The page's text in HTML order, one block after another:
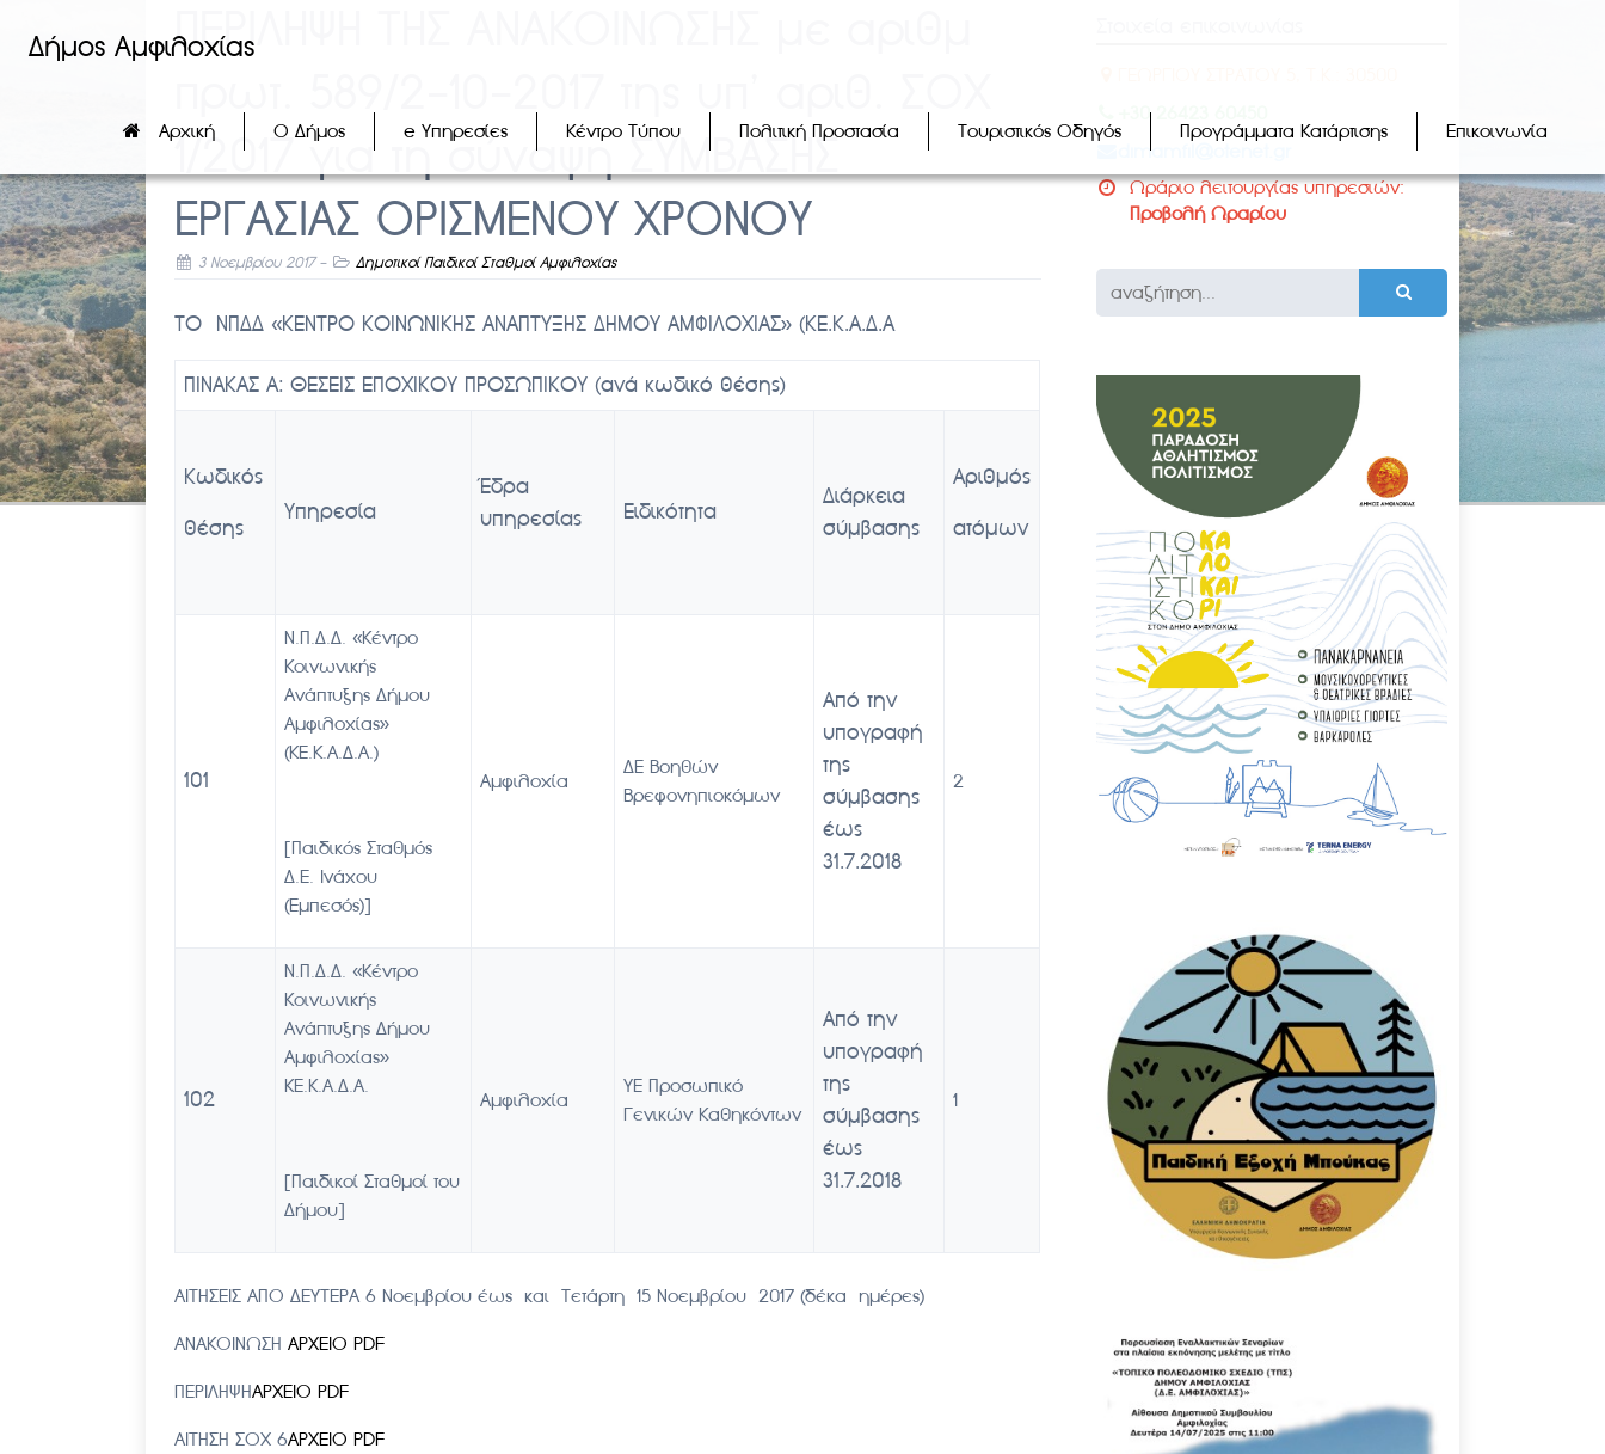
Δήμος Αμφιλοχίας
Αρχική Ο Δήμος e Υπηρεσίες Κέντρο Τύπου Πολιτική Προστασία Τουριστικός Οδηγός Προγράμματα Κατάρτισης Επικοινωνία
ΠΕΡΙΛΗΨΗ ΤΗΣ ΑΝΑΚΟΙΝΩΣΗΣ με αριθμ
1/2017 για τη σύναψη ΣΥΜΒΑΣΗΣ
ΕΡΓΑΣΙΑΣ ΟΡΙΣΜΕΝΟΥ ΧΡΟΝΟΥ
3 Νοεμβρίου 2017- Δημοτικοί Παιδικοί Σταθμοί Αμφιλοχίας
ΤΟ ΝΠΔΔ «ΚΕΝΤΡΟ ΚΟΙΝΩΝΙΚΗΣ ΑΝΑΠΤΥΞΗΣ ΔΗΜΟΥ ΑΜΦΙΛΟΧΙΑΣ» (ΚΕ.Κ.Α.Δ.Α
ΠΙΝΑΚΑΣ Α: ΘΕΣΕΙΣ ΕΠΟΧΙΚΟΥ ΠΡΟΣΩΠΙΚΟΥ (ανά κωδικό θέσης)
Κωδικός
θέσης
Υπηρεσία
Έδρα
υπηρεσίας
Ειδικότητα
Διάρκεια
σύμβασης
Αριθμός
ατόμων
101
Ν.Π.Δ.Δ. «Κέντρο
Κοινωνικής
Ανάπτυξης Δήμου
Αμφιλοχίας»
(ΚΕ.Κ.Α.Δ.Α.)
[Παιδικός Σταθμός
Δ.Ε. Ινάχου
(Εμπεσός)]
Αμφιλοχία
ΔΕ Βοηθών
Βρεφονηπιοκόμων
Από την
υπογραφή
της
σύμβασης
έως
31.7.2018
2
102
Ν.Π.Δ.Δ. «Κέντρο
Κοινωνικής
Ανάπτυξης Δήμου
Αμφιλοχίας»
ΚΕ.Κ.Α.Δ.Α.
[Παιδικοί Σταθμοί του
Δήμου]
Αμφιλοχία
ΥΕ Προσωπικό
Γενικών Καθηκόντων
Από την
υπογραφή
της
σύμβασης
έως
31.7.2018
1
ΑΙΤΗΣΕΙΣ ΑΠΟ ΔΕΥΤΕΡΑ 6 Νοεμβρίου έως και Τετάρτη 15 Νοεμβρίου 2017 (δέκα ημέρες)
ΑΝΑΚΟΙΝΩΣΗ ΑΡΧΕΙΟ PDF
ΠΕΡΙΛΗΨΗΑΡΧΕΙΟ PDF
ΑΙΤΗΣΗ ΣΟΧ 6ΑΡΧΕΙΟ PDF
+30 26423 60450
dimamfil@otenet.gr
Ωράριο λειτουργίας υπηρεσιών:
Προβολή Ωραρίου